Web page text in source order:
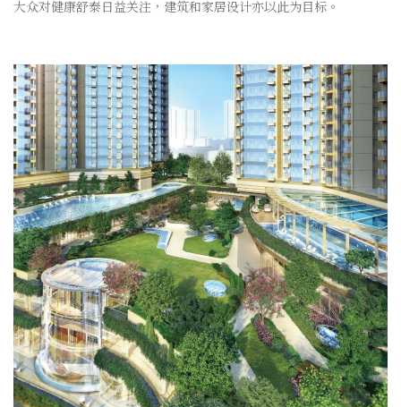
大众对健康舒泰日益关注，建筑和家居设计亦以此为目标。